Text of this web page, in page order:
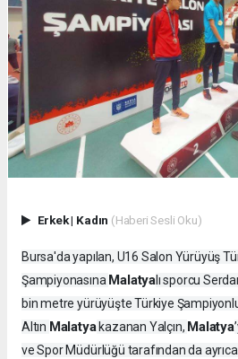
Erkek| Kadın (Haberi Sesli Oku)
Bursa'da yapılan, U16 Salon Yürüyüş
Şampiyonasına Malatyalı sporcu
bin metre yürüyüşte Türkiye
Altın Malatyakazanan Yalçın, Malatya
ve Spor Müdürlüğü tarafından da